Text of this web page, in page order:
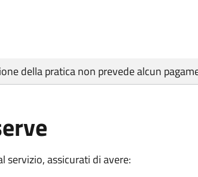
della pratica non prevede alcun
servizio, assicurati di avere: